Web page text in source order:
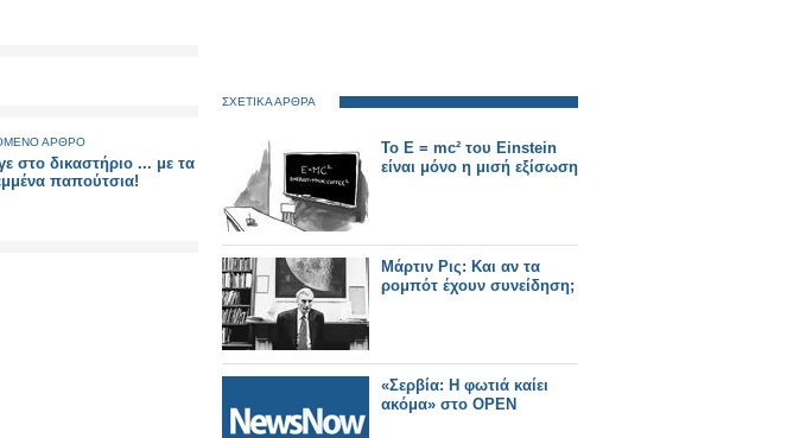
ΑΡΘΡΟ
στο δικαστήριο ... με τα
παπούτσια!
ΣΧΕΤΙΚΑ ΑΡΘΡΑ
Το E = mc² του Einstein
είναι μόνο η μισή εξίσωση
Μάρτιν Ρις: Και αν τα
ρομπότ έχουν συνείδηση;
«Σερβία: Η φωτιά καίει
ακόμα» στο OPEN